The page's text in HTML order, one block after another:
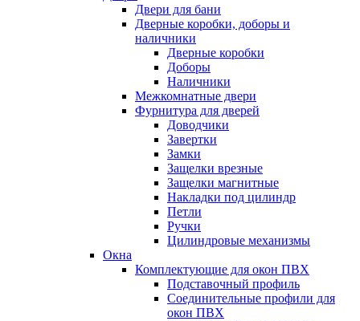
Двери для бани
Дверные коробки, доборы и
наличники
Дверные коробки
Доборы
Наличники
Межкомнатные двери
Фурнитура для дверей
Доводчики
Завертки
Замки
Защелки врезные
Защелки магнитные
Накладки под цилиндр
Петли
Ручки
Цилиндровые механизмы
Окна
Комплектующие для окон ПВХ
Подставочный профиль
Соединительные профили для
окон ПВХ